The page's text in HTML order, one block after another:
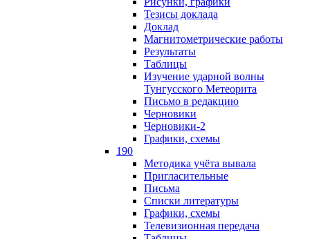
Тезисы доклада
Доклад
Магнитометрические работы
Результаты
Таблицы
Изучение ударной волны
Тунгусского Метеорита
Письмо в редакцию
Черновики
Черновики-2
Графики, схемы
190
Методика учёта вывала
Пригласительные
Письма
Списки литературы
Графики, схемы
Телевизионная передача